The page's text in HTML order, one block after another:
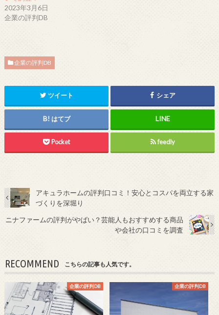
2023年3月6日
企業の評判DB
企業の評判DB
ツイート シェア
はてブ
Pocket feedly
アキュラホームの評判口コミ！安心とコスパを両立する家
づくりを深堀り
ニナファームの評判がやばい？芸能人もおすすめする商品
や会社の口コミを調査
RECOMMEND こちらの記事も人気です。
企業の評判DB 企業の評判DB